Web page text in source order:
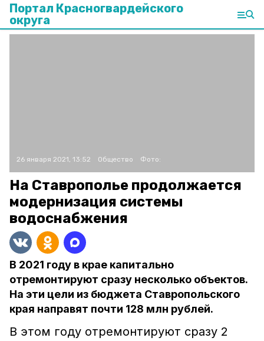
Портал Красногвардейского
округа
26 января 2021, 13:52 Общество Фото:
На Ставрополье продолжается
модернизация системы
водоснабжения
В 2021 году в крае капитально
отремонтируют сразу несколько объектов.
На эти цели из бюджета Ставропольского
края направят почти 128 млн рублей.
В этом году отремонтируют сразу 2